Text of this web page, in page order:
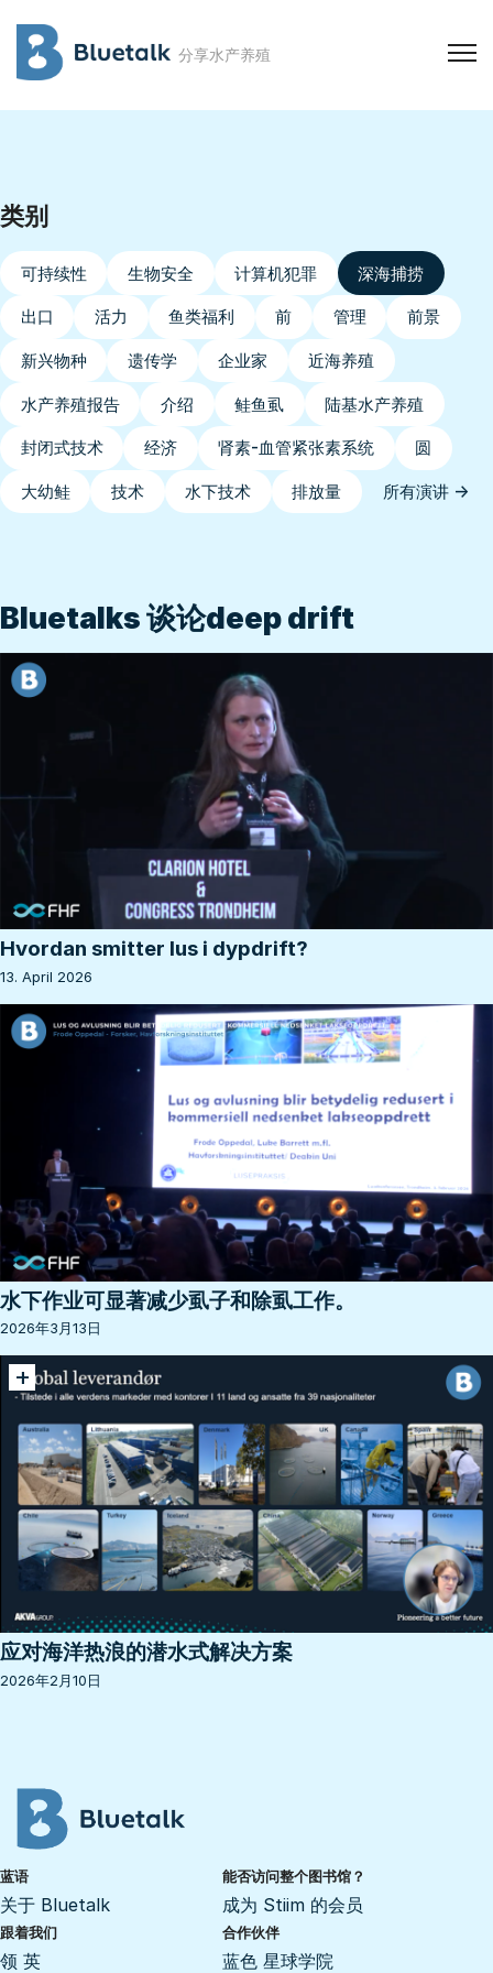
分享水产养殖
类别
可持续性 生物安全 计算机犯罪 深海捕捞
出口 活力 鱼类福利 前 管理 前景
新兴物种 遗传学 企业家 近海养殖
水产养殖报告 介绍 鲑鱼虱 陆基水产养殖
封闭式技术 经济 肾素-血管紧张素系统 圆
大幼鲑 技术 水下技术 排放量 所有演讲 →
Bluetalks 谈论deep drift
Hvordan smitter lus i dypdrift?
13. April 2026
水下作业可显著减少虱子和除虱工作。
2026年3月13日
+
应对海洋热浪的潜水式解决方案
2026年2月10日
蓝语
关于 Bluetalk
能否访问整个图书馆？
成为 Stiim 的会员
跟着我们
领 英
合作伙伴
蓝色 星球学院